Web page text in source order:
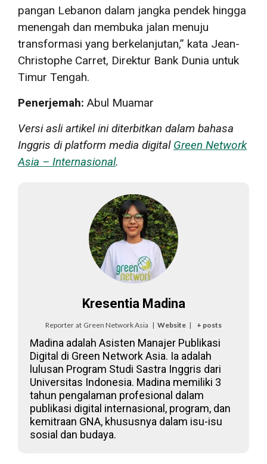
pangan Lebanon dalam jangka pendek hingga
menengah dan membuka jalan menuju
transformasi yang berkelanjutan,” kata Jean-
Christophe Carret, Direktur Bank Dunia untuk
Timur Tengah.
Penerjemah: Abul Muamar
Versi asli artikel ini diterbitkan dalam bahasa
Inggris di platform media digital Green Network
Asia – Internasional.
Kresentia Madina
Reporter at Green Network Asia | Website | + posts
Madina adalah Asisten Manajer Publikasi
Digital di Green Network Asia. Ia adalah
lulusan Program Studi Sastra Inggris dari
Universitas Indonesia. Madina memiliki 3
tahun pengalaman profesional dalam
publikasi digital internasional, program, dan
kemitraan GNA, khususnya dalam isu-isu
sosial dan budaya.